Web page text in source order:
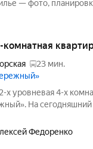
— фото,
комнатная
23 мин.
х уровневая 4-х
На сегодняшний
высота второго
Федоренко